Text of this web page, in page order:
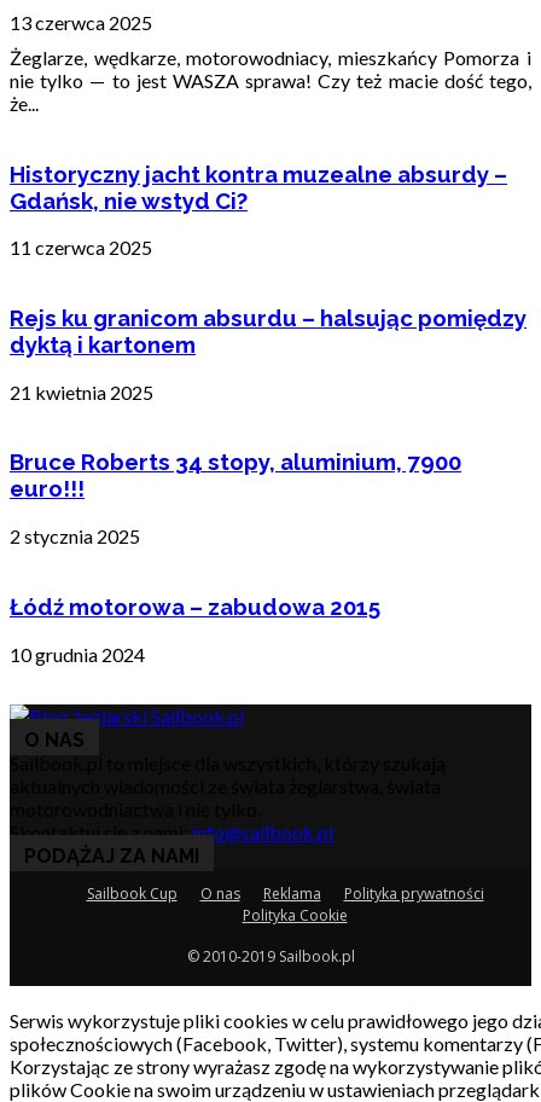
13 czerwca 2025
Żeglarze, wędkarze, motorowodniacy, mieszkańcy Pomorza i
nie tylko — to jest WASZA sprawa! Czy też macie dość tego,
że...
Historyczny jacht kontra muzealne absurdy –
Gdańsk, nie wstyd Ci?
11 czerwca 2025
Rejs ku granicom absurdu – halsując pomiędzy
dyktą i kartonem
21 kwietnia 2025
Bruce Roberts 34 stopy, aluminium, 7900
euro!!!
2 stycznia 2025
Łódź motorowa – zabudowa 2015
10 grudnia 2024
O NAS
Sailbook.pl to miejsce dla wszystkich, którzy szukają
Skontaktuj się z nami: info@sailbook.pl
PODĄŻAJ ZA NAMI
Sailbook Cup O nas Reklama
Polityka prywatności
Polityka Cookie
© 2010-2019 Sailbook.pl
Serwis wykorzystuje pliki cookies w celu prawidłowego jego
społecznościowych (Facebook, Twitter), systemu komentarzy
Korzystając ze strony wyrażasz zgodę na wykorzystywanie
plików Cookie na swoim urządzeniu w ustawieniach